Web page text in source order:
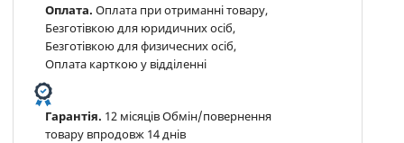
Оплата. Оплата при отриманні товару,
Безготівкою для юридичних осіб,
Безготівкою для физичесних осіб,
Оплата карткою у відділенні
Гарантія. 12 місяців Обмін/повернення
товару впродовж 14 днів